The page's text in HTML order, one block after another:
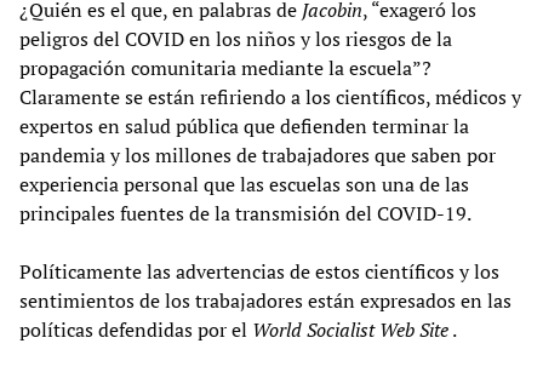
¿Quién es el que, en palabras de Jacobin, “exageró los
peligros del COVID en los niños y los riesgos de la
propagación comunitaria mediante la escuela”?
Claramente se están refiriendo a los científicos, médicos y
expertos en salud pública que defienden terminar la
pandemia y los millones de trabajadores que saben por
experiencia personal que las escuelas son una de las
principales fuentes de la transmisión del COVID-19.
Políticamente las advertencias de estos científicos y los
sentimientos de los trabajadores están expresados en las
políticas defendidas por el World Socialist Web Site.